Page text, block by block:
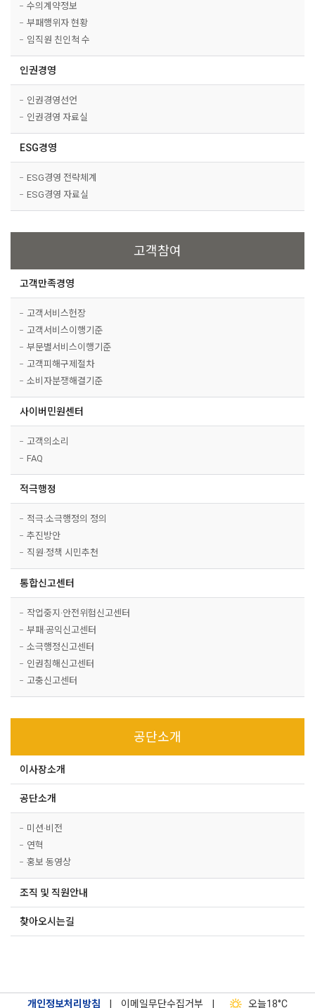
수의계약정보
부패행위자 현황
임직원 친인척 수
인권경영
인권경영선언
인권경영 자료실
ESG경영
ESG경영 전략체계
ESG경영 자료실
고객참여
고객만족경영
고객서비스헌장
고객서비스이행기준
부문별서비스이행기준
고객피해구제절차
소비자분쟁해결기준
사이버민원센터
고객의소리
FAQ
적극행정
적극·소극행정의 정의
추진방안
직원·정책 시민추천
통합신고센터
작업중지·안전위험신고센터
부패·공익신고센터
소극행정신고센터
인권침해신고센터
고충신고센터
공단소개
이사장소개
공단소개
미션·비전
연혁
홍보 동영상
조직 및 직원안내
찾아오시는길
개인정보처리방침 이메일무단수집거부 오늘18°C